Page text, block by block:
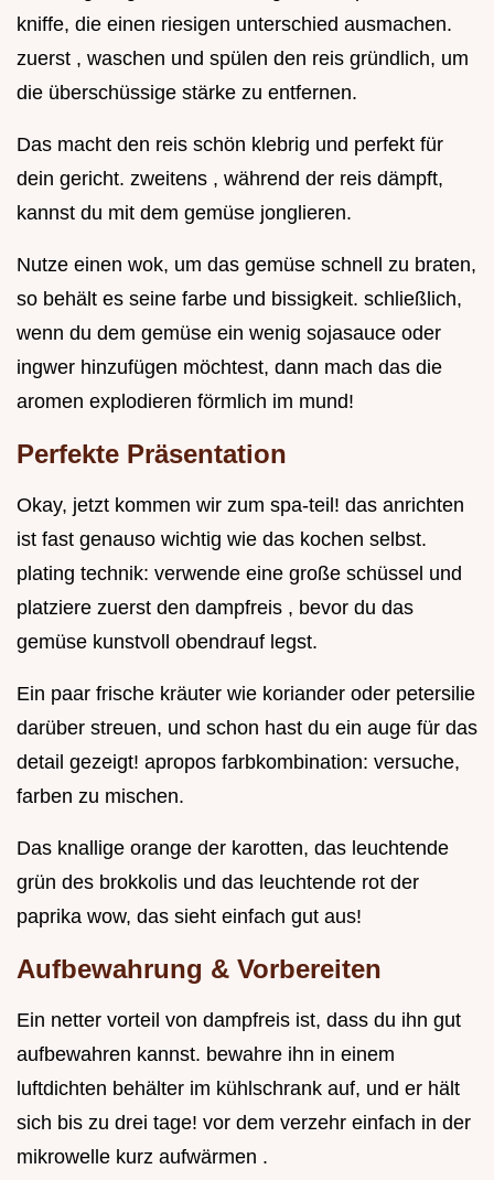
kniffe, die einen riesigen unterschied ausmachen.
zuerst , waschen und spülen den reis gründlich, um
die überschüssige stärke zu entfernen.
Das macht den reis schön klebrig und perfekt für
dein gericht. zweitens , während der reis dämpft,
kannst du mit dem gemüse jonglieren.
Nutze einen wok, um das gemüse schnell zu braten,
so behält es seine farbe und bissigkeit. schließlich,
wenn du dem gemüse ein wenig sojasauce oder
ingwer hinzufügen möchtest, dann mach das die
aromen explodieren förmlich im mund!
Perfekte Präsentation
Okay, jetzt kommen wir zum spa-teil! das anrichten
ist fast genauso wichtig wie das kochen selbst.
plating technik: verwende eine große schüssel und
platziere zuerst den dampfreis , bevor du das
gemüse kunstvoll obendrauf legst.
Ein paar frische kräuter wie koriander oder petersilie
darüber streuen, und schon hast du ein auge für das
detail gezeigt! apropos farbkombination: versuche,
farben zu mischen.
Das knallige orange der karotten, das leuchtende
grün des brokkolis und das leuchtende rot der
paprika wow, das sieht einfach gut aus!
Aufbewahrung & Vorbereiten
Ein netter vorteil von dampfreis ist, dass du ihn gut
aufbewahren kannst. bewahre ihn in einem
luftdichten behälter im kühlschrank auf, und er hält
sich bis zu drei tage! vor dem verzehr einfach in der
mikrowelle kurz aufwärmen .